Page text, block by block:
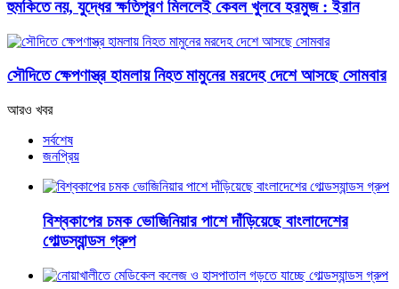
হুমকিতে নয়, যুদ্ধের ক্ষতিপূরণ মিললেই কেবল খুলবে হরমুজ : ইরান
সৌদিতে ক্ষেপণাস্ত্র হামলায় নিহত মামুনের মরদেহ দেশে আসছে সোমবার
আরও খবর
সর্বশেষ
জনপ্রিয়
বিশ্বকাপের চমক ভোজিনিয়ার পাশে দাঁড়িয়েছে বাংলাদেশের
গোল্ডস্যান্ডস গ্রুপ